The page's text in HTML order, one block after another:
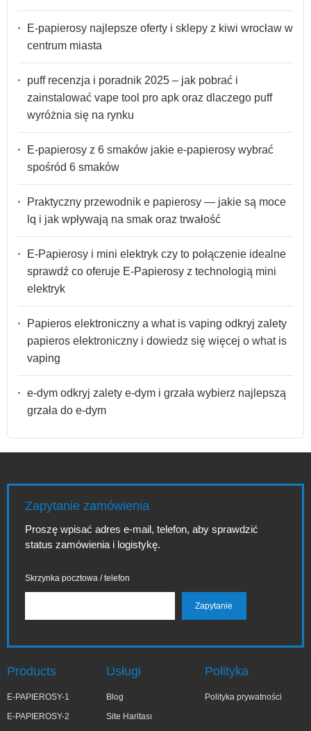
E-papierosy najlepsze oferty i sklepy z kiwi wrocław w
centrum miasta
puff recenzja i poradnik 2025 – jak pobrać i
zainstalować vape tool pro apk oraz dlaczego puff
wyróżnia się na rynku
E-papierosy z 6 smaków jakie e-papierosy wybrać
spośród 6 smaków
Praktyczny przewodnik e papierosy — jakie są moce
lq i jak wpływają na smak oraz trwałość
E-Papierosy i mini elektryk czy to połączenie idealne
sprawdź co oferuje E-Papierosy z technologią mini
elektryk
Papieros elektroniczny a what is vaping odkryj zalety
papieros elektroniczny i dowiedz się więcej o what is
vaping
e-dym odkryj zalety e-dym i grzała wybierz najlepszą
grzała do e-dym
Zapytanie zamówienia
Proszę wpisać adres e-mail, telefon, aby sprawdzić
status zamówienia i logistykę.
Skrzynka pocztowa / telefon
Products
E-PAPIEROSY-1
E-PAPIEROSY-2
Usługi
Blog
Site Haritası
Polityka
Polityka prywatności